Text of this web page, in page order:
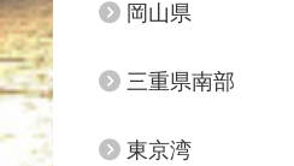
岡山県
三重県南部
東京湾